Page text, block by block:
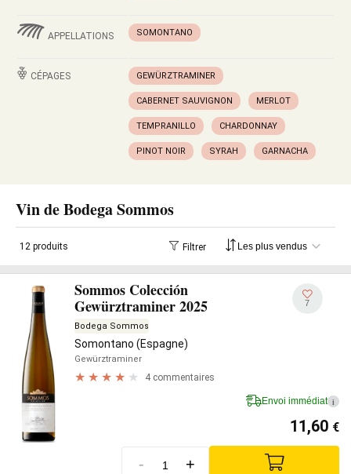
APPELLATIONS SOMONTANO
CÉPAGES GEWÜRZTRAMINER
CABERNET SAUVIGNON MERLOT
TEMPRANILLO CHARDONNAY
PINOT NOIR SYRAH GARNACHA
Vin de Bodega Sommos
12 produits Filtrer
Sommos Colección
Gewürztraminer 2025
Bodega Sommos
Somontano (Espagne)
Gewürztraminer
4 commentaires
7
Envoi immédiat i
11,60 €
- +